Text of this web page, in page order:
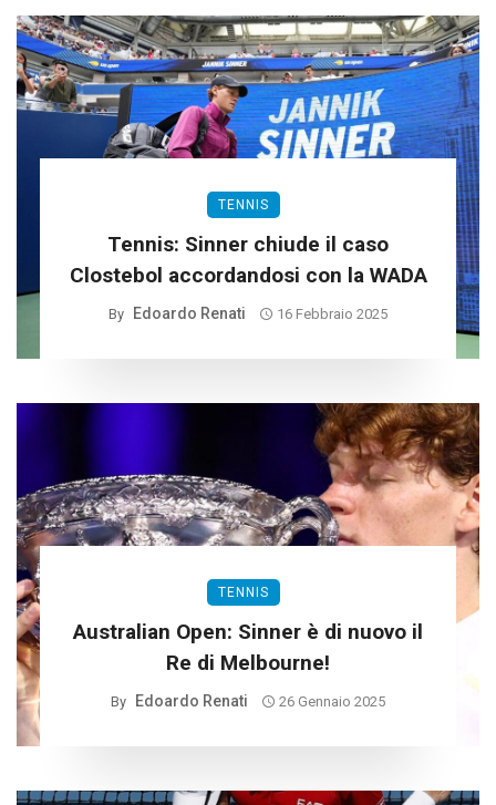
TENNIS
Tennis: Sinner chiude il caso
Clostebol accordandosi con la WADA
By Edoardo Renati 16 Febbraio 2025
TENNIS
Australian Open: Sinner è di nuovo il
Re di Melbourne!
By Edoardo Renati 26 Gennaio 2025